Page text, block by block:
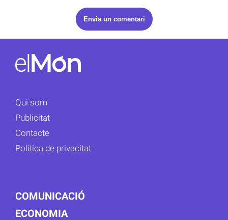
Qui som
Publicitat
Contacte
Política de privacitat
COMUNICACIÓ
ECONOMIA